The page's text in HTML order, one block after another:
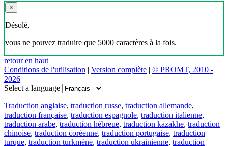
×
Désolé,
vous ne pouvez traduire que 5000 caractères à la fois.
retour en haut
Conditions de l'utilisation | Version complète | © PROMT, 2010 -
2026
Select a language
Traduction anglaise, traduction russe, traduction allemande,
traduction française, traduction espagnole, traduction italienne,
traduction arabe, traduction hébreue, traduction kazakhe, traduction
chinoise, traduction coréenne, traduction portugaise, traduction
turque, traduction turkmène, traduction ukrainienne, traduction